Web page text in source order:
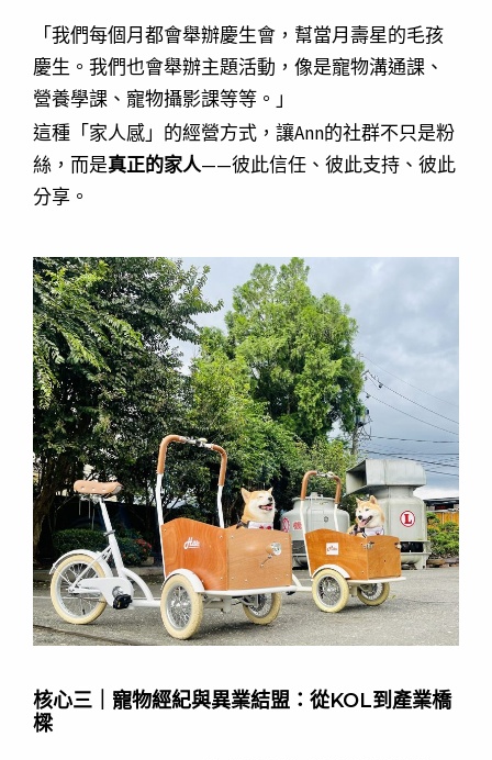
「我們每個月都會舉辦慶生會，幫當月壽星的毛孩
慶生。我們也會舉辦主題活動，像是寵物溝通課、
營養學課、寵物攝影課等等。」
這種「家人感」的經營方式，讓Ann的社群不只是粉
絲，而是真正的家人——彼此信任、彼此支持、彼此
分享。
核心三｜寵物經紀與異業結盟：從KOL到產業橋
樑